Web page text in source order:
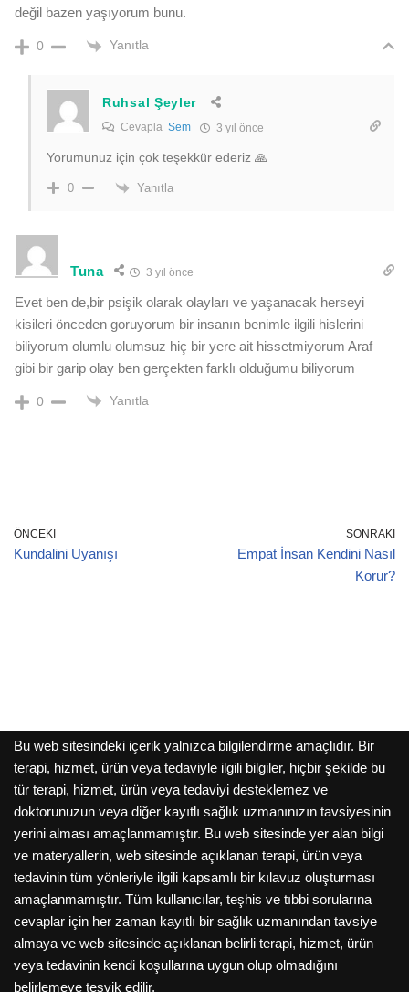
değil bazen yaşıyorum bunu.
0 Yanıtla
Ruhsal Şeyler
Cevapla Sem 3 yıl önce
Yorumunuz için çok teşekkür ederiz 🙏
0 Yanıtla
Tuna 3 yıl önce
Evet ben de,bir psişik olarak olayları ve yaşanacak herseyi
kisileri önceden goruyorum bir insanın benimle ilgili hislerini
biliyorum olumlu olumsuz hiç bir yere ait hissetmiyorum Araf
gibi bir garip olay ben gerçekten farklı olduğumu biliyorum
0 Yanıtla
ÖNCEKI
Kundalini Uyanışı
SONRAKI
Empat İnsan Kendini Nasıl
Korur?
Bu web sitesindeki içerik yalnızca bilgilendirme amaçlıdır. Bir
terapi, hizmet, ürün veya tedaviyle ilgili bilgiler, hiçbir şekilde bu
tür terapi, hizmet, ürün veya tedaviyi desteklemez ve
doktorunuzun veya diğer kayıtlı sağlık uzmanınızın tavsiyesinin
yerini alması amaçlanmamıştır. Bu web sitesinde yer alan bilgi
ve materyallerin, web sitesinde açıklanan terapi, ürün veya
tedavinin tüm yönleriyle ilgili kapsamlı bir kılavuz oluşturması
amaçlanmamıştır. Tüm kullanıcılar, teşhis ve tıbbi sorularına
cevaplar için her zaman kayıtlı bir sağlık uzmanından tavsiye
almaya ve web sitesinde açıklanan belirli terapi, hizmet, ürün
veya tedavinin kendi koşullarına uygun olup olmadığını
belirlemeye teşvik edilir.